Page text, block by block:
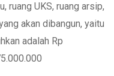
ruang UKS, ruang arsip,
akan dibangun, yaitu
adalah Rp